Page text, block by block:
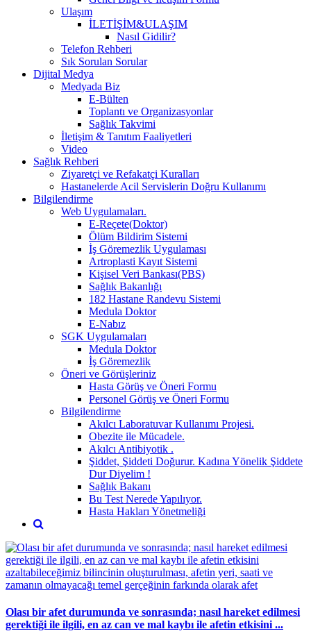
Ulaşım
İLETİŞİM&ULAŞIM
Nasıl Gidilir?
Telefon Rehberi
Sık Sorulan Sorular
Dijital Medya
Medyada Biz
E-Bülten
Toplantı ve Organizasyonlar
Sağlık Takvimi
İletişim & Tanıtım Faaliyetleri
Video
Sağlık Rehberi
Ziyaretçi ve Refakatçi Kuralları
Hastanelerde Acil Servislerin Doğru Kullanımı
Bilgilendirme
Web Uygulamaları.
E-Reçete(Doktor)
Ölüm Bildirim Sistemi
İş Göremezlik Uygulaması
Artroplasti Kayıt Sistemi
Kişisel Veri Bankası(PBS)
Sağlık Bakanlığı
182 Hastane Randevu Sistemi
Medula Doktor
E-Nabız
SGK Uygulamaları
Medula Doktor
İş Göremezlik
Öneri ve Görüşleriniz
Hasta Görüş ve Öneri Formu
Personel Görüş ve Öneri Formu
Bilgilendirme
Akılcı Laboratuvar Kullanımı Projesi.
Obezite ile Mücadele.
Akılcı Antibiyotik .
Şiddet, Şiddeti Doğurur. Kadına Yönelik Şiddete
Dur Diyelim !
Sağlık Bakanı
Bu Test Nerede Yapılıyor.
Hasta Hakları Yönetmeliği
Olası bir afet durumunda ve sonrasında; nasıl hareket edilmesi
gerektiği ile ilgili, en az can ve mal kaybı ile afetin etkisini ...